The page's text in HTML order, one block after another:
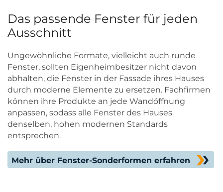
Das passende Fenster für jeden
Ausschnitt
Ungewöhnliche Formate, vielleicht auch runde
Fenster, sollten Eigenheimbesitzer nicht davon
abhalten, die Fenster in der Fassade ihres Hauses
durch moderne Elemente zu ersetzen. Fachfirmen
können ihre Produkte an jede Wandöffnung
anpassen, sodass alle Fenster des Hauses
denselben, hohen modernen Standards
entsprechen.
Mehr über Fenster-Sonderformen erfahren